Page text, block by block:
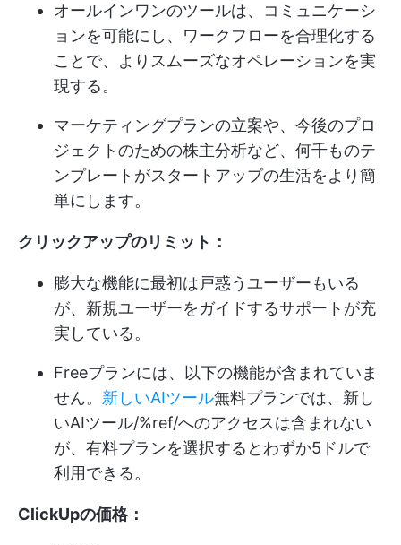
オールインワンのツールは、コミュニケーシ
ョンを可能にし、ワークフローを合理化する
ことで、よりスムーズなオペレーションを実
現する。
マーケティングプランの立案や、今後のプロ
ジェクトのための株主分析など、何千ものテ
ンプレートがスタートアップの生活をより簡
単にします。
クリックアップのリミット：
膨大な機能に最初は戸惑うユーザーもいる
が、新規ユーザーをガイドするサポートが充
実している。
Freeプランには、以下の機能が含まれていま
せん。 新しいAIツール無料プランでは、新し
いAIツール/%ref/へのアクセスは含まれない
が、有料プランを選択するとわずか5ドルで
利用できる。
ClickUpの価格：